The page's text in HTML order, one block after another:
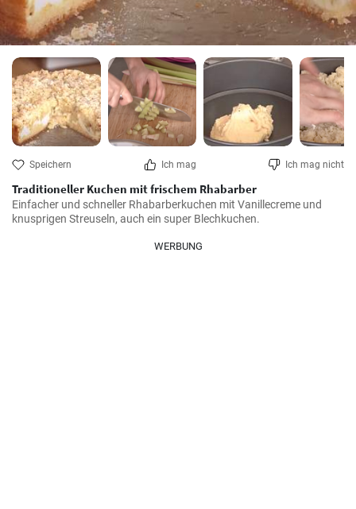
Speichern Ich mag Ich mag nicht
Traditioneller Kuchen mit frischem Rhabarber
Einfacher und schneller Rhabarberkuchen mit Vanillecreme und
knusprigen Streuseln, auch ein super Blechkuchen.
WERBUNG